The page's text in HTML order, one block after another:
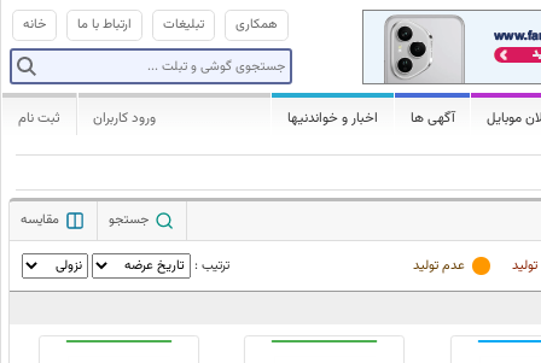
خانه ارتباط با ما تبلیغات همکاری
موبایل آگهی ها اخبار و خواندنیها ثبت نام ورود کاربران
جستجو مقایسه
عدم تولید ترتیب :